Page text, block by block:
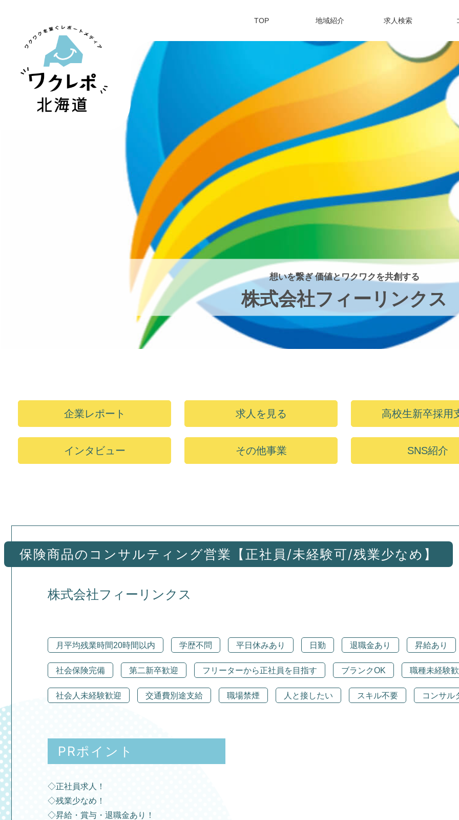
TOP 地域紹介 求人検索
想いを繋ぎ 価値とワクワクを共創する
株式会社フィーリンクス
企業レポート 求人を見る 高校生新卒採用
インタビュー その他事業 SNS紹介
保険商品のコンサルティング営業【正社員/未経験可/残業少なめ】
株式会社フィーリンクス
月平均残業時間20時間以内 学歴不問 平日休みあり 日勤 退職金あり 昇給あり
社会保険完備 第二新卒歓迎 フリーターから正社員を目指す ブランクOK 職種未経験
社会人未経験歓迎 交通費別途支給 職場禁煙 人と接したい スキル不要 コンサル
PRポイント
◇正社員求人！
◇残業少なめ！
◇昇給・賞与・退職金あり！